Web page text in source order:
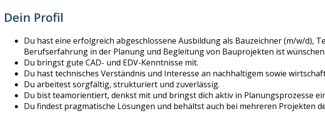
Dein Profil
Du hast eine erfolgreich abgeschlossene Ausbildung als Bauzeichner (m/w/d),
Berufserfahrung in der Planung und Begleitung von Bauprojekten ist
Du bringst gute CAD- und EDV-Kenntnisse mit.
Du hast technisches Verständnis und Interesse an nachhaltigem sowie
Du arbeitest sorgfältig, strukturiert und zuverlässig.
Du bist teamorientiert, denkst mit und bringst dich aktiv in Planungsprozesse
Du findest pragmatische Lösungen und behältst auch bei mehreren Projekten